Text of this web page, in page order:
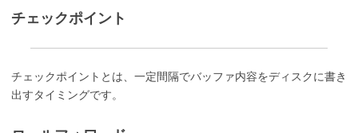
チェックポイント
チェックポイントとは、一定間隔でバッファ内容をディスクに書き
出すタイミングです。